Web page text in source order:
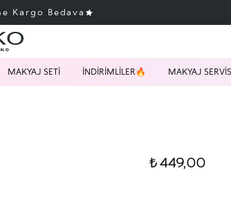
Kargo Bedava
MAKYAJ SETİ İNDİRİMLİLER🔥 MAKYAJ
₺ 449,00